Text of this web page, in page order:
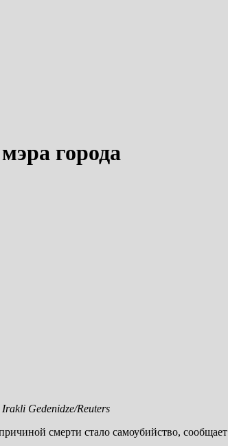
города
Irakli Gedenidze/Reuters
смерти стало самоубийство, сообщает